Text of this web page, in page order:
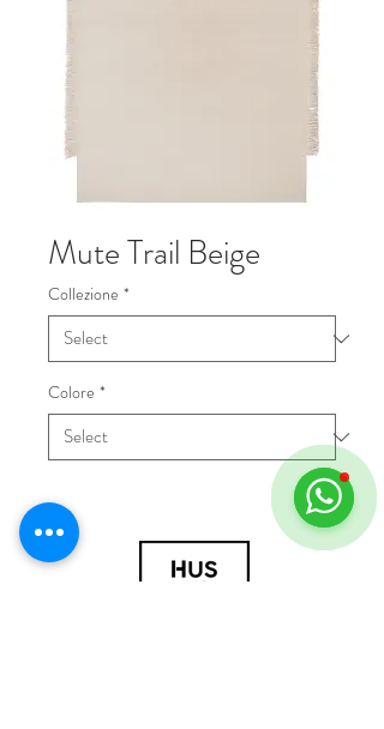
Mute Trail Beige
Collezione *
Colore *